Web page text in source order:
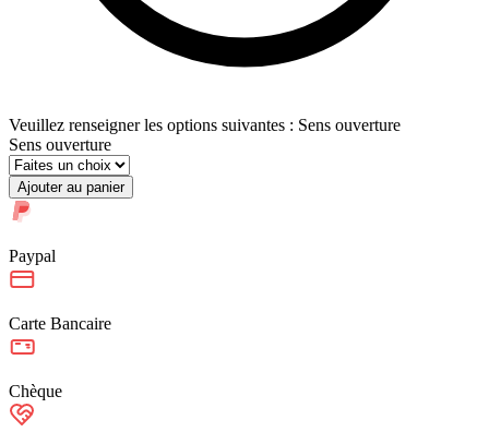
Veuillez renseigner les options suivantes : Sens ouverture
Sens ouverture
Ajouter au panier
Paypal
Carte Bancaire
Chèque